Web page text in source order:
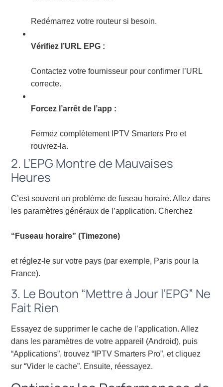
Redémarrez votre routeur si besoin.
Vérifiez l’URL EPG :
Contactez votre fournisseur pour confirmer l’URL
correcte.
Forcez l’arrêt de l’app :
Fermez complètement IPTV Smarters Pro et
rouvrez-la.
2. L’EPG Montre de Mauvaises
Heures
C’est souvent un problème de fuseau horaire. Allez dans
les paramètres généraux de l’application. Cherchez
“Fuseau horaire” (Timezone)
et réglez-le sur votre pays (par exemple, Paris pour la
France).
3. Le Bouton “Mettre à Jour l’EPG” Ne
Fait Rien
Essayez de supprimer le cache de l’application. Allez
dans les paramètres de votre appareil (Android), puis
“Applications”, trouvez “IPTV Smarters Pro”, et cliquez
sur “Vider le cache”. Ensuite, réessayez.